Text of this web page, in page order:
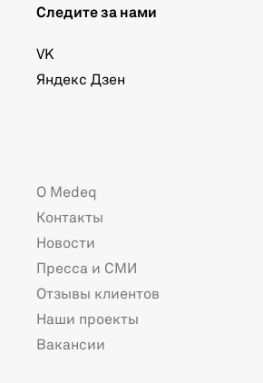
Следите за нами
VK
Яндекс Дзен
О Medeq
Контакты
Новости
Пресса и СМИ
Отзывы клиентов
Наши проекты
Вакансии